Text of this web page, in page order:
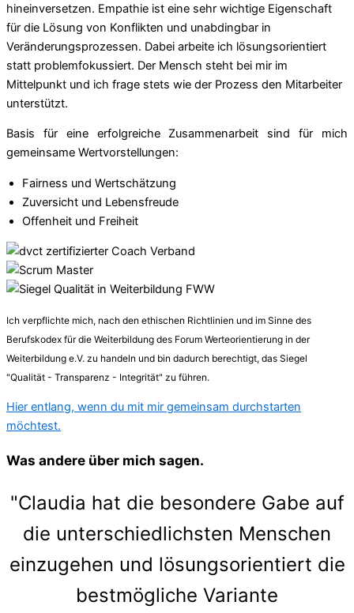
hineinversetzen. Empathie ist eine sehr wichtige Eigenschaft
für die Lösung von Konflikten und unabdingbar in
Veränderungsprozessen. Dabei arbeite ich lösungsorientiert
statt problemfokussiert. Der Mensch steht bei mir im
Mittelpunkt und ich frage stets wie der Prozess den Mitarbeiter
unterstützt.
Basis für eine erfolgreiche Zusammenarbeit sind für mich
gemeinsame Wertvorstellungen:
Fairness und Wertschätzung
Zuversicht und Lebensfreude
Offenheit und Freiheit
Ich verpflichte mich, nach den ethischen Richtlinien und im Sinne des
Berufskodex für die Weiterbildung des Forum Werteorientierung in der
Weiterbildung e.V. zu handeln und bin dadurch berechtigt, das Siegel
"Qualität - Transparenz - Integrität" zu führen.
Hier entlang, wenn du mit mir gemeinsam durchstarten
möchtest.
Was andere über mich sagen.
"Claudia hat die besondere Gabe auf
die unterschiedlichsten Menschen
einzugehen und lösungsorientiert die
bestmögliche Variante